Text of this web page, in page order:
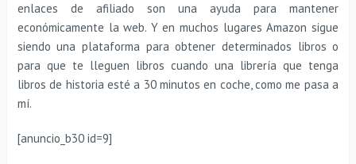
enlaces de afiliado son una ayuda para mantener
económicamente la web. Y en muchos lugares Amazon sigue
siendo una plataforma para obtener determinados libros o
para que te lleguen libros cuando una librería que tenga
libros de historia esté a 30 minutos en coche, como me pasa a
mí.
[anuncio_b30 id=9]